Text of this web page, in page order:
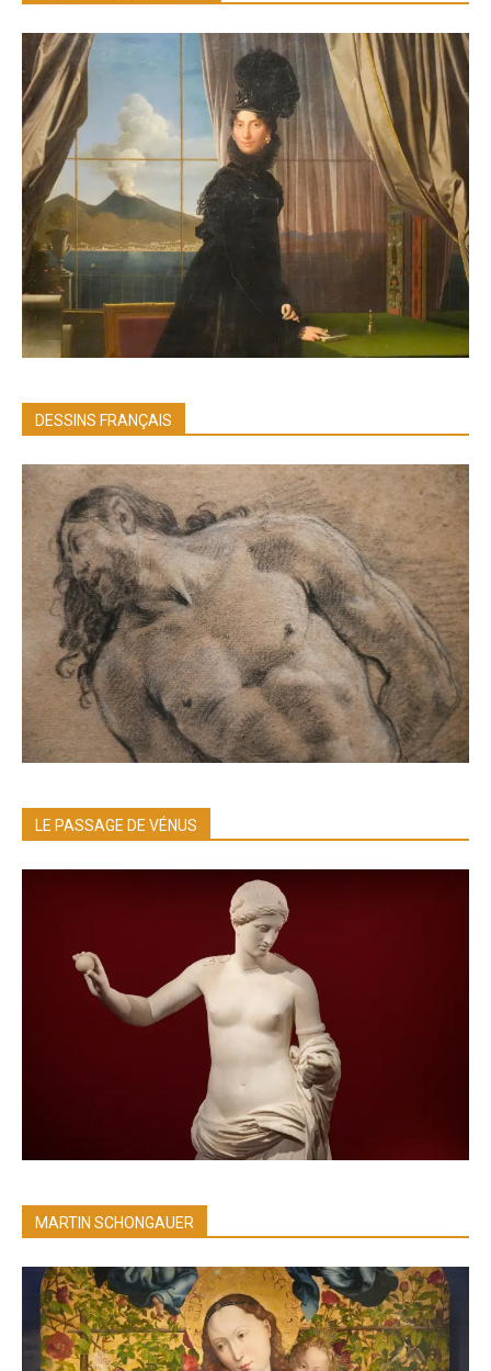
DESSINS FRANÇAIS
LE PASSAGE DE VÉNUS
MARTIN SCHONGAUER